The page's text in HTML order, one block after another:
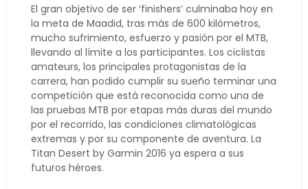
El gran objetivo de ser ‘finishers’ culminaba hoy en
la meta de Maadid, tras más de 600 kilómetros,
mucho sufrimiento, esfuerzo y pasión por el MTB,
llevando al límite a los participantes. Los ciclistas
amateurs, los principales protagonistas de la
carrera, han podido cumplir su sueño terminar una
competición que está reconocida como una de
las pruebas MTB por etapas más duras del mundo
por el recorrido, las condiciones climatológicas
extremas y por su componente de aventura. La
Titan Desert by Garmin 2016 ya espera a sus
futuros héroes.